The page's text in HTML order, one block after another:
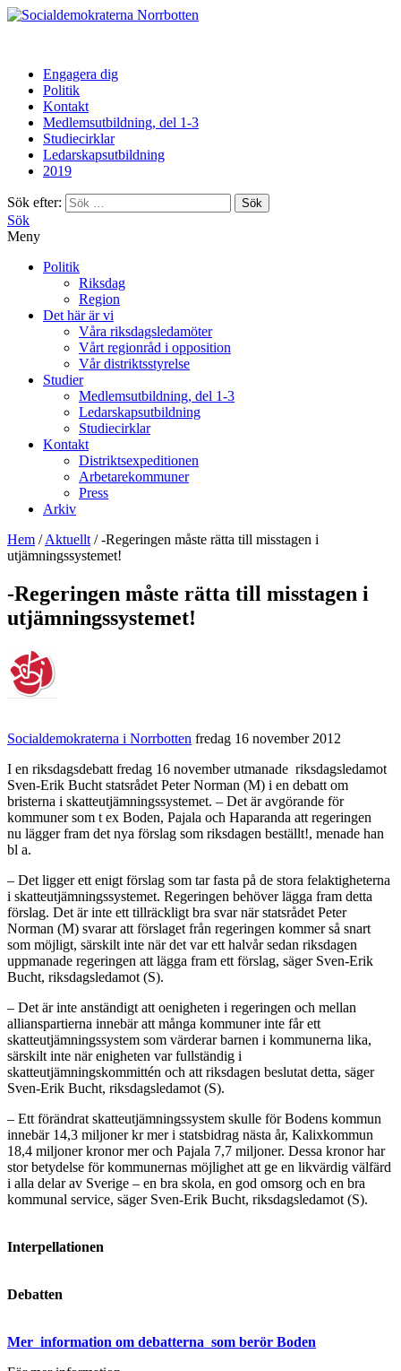
Norrbotten
Engagera dig
Politik
Kontakt
Medlemsutbildning, del 1-3
Studiecirklar
Ledarskapsutbildning
2019
Sök efter:
Sök
Meny
Politik
Riksdag
Region
Det här är vi
Våra riksdagsledamöter
Vårt regionråd i opposition
Vår distriktsstyrelse
Studier
Medlemsutbildning, del 1-3
Ledarskapsutbildning
Studiecirklar
Kontakt
Distriktsexpeditionen
Arbetarekommuner
Press
Arkiv
Hem /Aktuellt /-Regeringen måste rätta till misstagen i
utjämningssystemet!
-Regeringen måste rätta till misstagen i
utjämningssystemet!
Socialdemokraterna i Norrbotten fredag 16 november 2012
I en riksdagsdebatt fredag 16 november utmanade riksdagsledamot
Sven-Erik Bucht statsrådet Peter Norman (M) i en debatt om
bristerna i skatteutjämningssystemet. – Det är avgörande för
kommuner som t ex Boden, Pajala och Haparanda att regeringen
nu lägger fram det nya förslag som riksdagen beställt!, menade han
bl a.
– Det ligger ett enigt förslag som tar fasta på de stora felaktigheterna
i skatteutjämningssystemet. Regeringen behöver lägga fram detta
förslag. Det är inte ett tillräckligt bra svar när statsrådet Peter
Norman (M) svarar att förslaget från regeringen kommer så snart
som möjligt, särskilt inte när det var ett halvår sedan riksdagen
uppmanade regeringen att lägga fram ett förslag, säger Sven-Erik
Bucht, riksdagsledamot (S).
– Det är inte anständigt att oenigheten i regeringen och mellan
allianspartierna innebär att många kommuner inte får ett
skatteutjämningssystem som värderar barnen i kommunerna lika,
särskilt inte när enigheten var fullständig i
skatteutjämningskommittén och att riksdagen beslutat detta, säger
Sven-Erik Bucht, riksdagsledamot (S).
– Ett förändrat skatteutjämningssystem skulle för Bodens kommun
innebär 14,3 miljoner kr mer i statsbidrag nästa år, Kalixkommun
18,4 miljoner kronor mer och Pajala 7,7 miljoner. Dessa kronor har
stor betydelse för kommunernas möjlighet att ge en likvärdig välfärd
i alla delar av Sverige – en bra skola, en god omsorg och en bra
kommunal service, säger Sven-Erik Bucht, riksdagsledamot (S).
Interpellationen
Debatten
Mer information om debatterna som berör Boden